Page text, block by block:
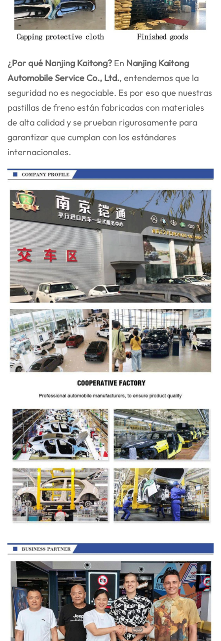
¿Por qué Nanjing Kaitong? En Nanjing Kaitong
Automobile Service Co., Ltd., entendemos que la
seguridad no es negociable. Es por eso que nuestras
pastillas de freno están fabricadas con materiales
de alta calidad y se prueban rigurosamente para
garantizar que cumplan con los estándares
internacionales.